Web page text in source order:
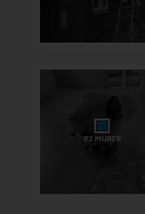
R2 MURER